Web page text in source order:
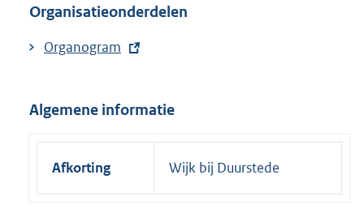
k
Organisatieonderdelen
E
e
r
l
Organogram
Algemene informatie
Afkorting Wijk bij Duurstede